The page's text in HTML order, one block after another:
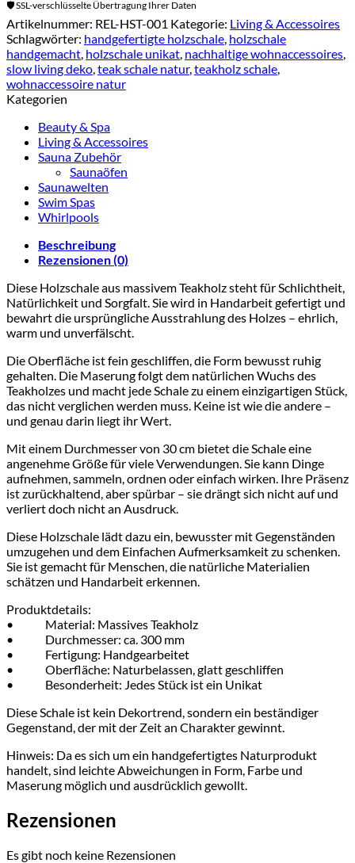
🛡️ SSL-verschlüsselte Übertragung Ihrer Daten
Artikelnummer: REL-HST-001 Kategorie: Living & Accessoires
Schlagwörter: handgefertigte holzschale, holzschale
handgemacht, holzschale unikat, nachhaltige wohnaccessoires,
slow living deko,teak schale natur,teakholz schale,
wohnaccessoire natur
Kategorien
Beauty & Spa
Living & Accessoires
Sauna Zubehör
Saunaöfen
Saunawelten
Swim Spas
Whirlpools
Beschreibung
Rezensionen (0)
Diese Holzschale aus massivem Teakholz steht für Schlichtheit,
Natürlichkeit und Sorgfalt. Sie wird in Handarbeit gefertigt und
bewahrt die ursprüngliche Ausstrahlung des Holzes – ehrlich,
warm und unverfälscht.
Die Oberfläche ist fein geschliffen, die Form bewusst ruhig
gehalten. Die Maserung folgt dem natürlichen Wuchs des
Teakholzes und macht jede Schale zu einem einzigartigen Stück,
das nicht verglichen werden muss. Keine ist wie die andere –
und genau darin liegt ihr Wert.
Mit einem Durchmesser von 30 cm bietet die Schale eine
angenehme Größe für viele Verwendungen. Sie kann Dinge
aufnehmen, sammeln, ordnen oder einfach wirken. Ihre Präsenz
ist zurückhaltend, aber spürbar – sie drängt sich nicht auf und
verliert doch nicht an Ausdruck.
Diese Holzschale lädt dazu ein, bewusster mit Gegenständen
umzugehen und dem Einfachen Aufmerksamkeit zu schenken.
Sie ist gemacht für Menschen, die natürliche Materialien
schätzen und Handarbeit erkennen.
Produktdetails:
• Material: Massives Teakholz
• Durchmesser: ca. 300 mm
• Fertigung: Handgearbeitet
• Oberfläche: Naturbelassen, glatt geschliffen
• Besonderheit: Jedes Stück ist ein Unikat
Diese Schale ist kein Dekortrend, sondern ein beständiger
Gegenstand, der mit der Zeit an Charakter gewinnt.
Hinweis: Da es sich um ein handgefertigtes Naturprodukt
handelt, sind leichte Abweichungen in Form, Farbe und
Maserung möglich und ausdrücklich gewollt.
Rezensionen
Es gibt noch keine Rezensionen